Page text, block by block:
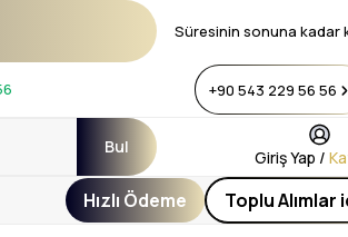
Süresinin sonuna kadar
+90 543 229 56 56
Bul
Giriş Yap /
Hızlı Ödeme Toplu Alımlar